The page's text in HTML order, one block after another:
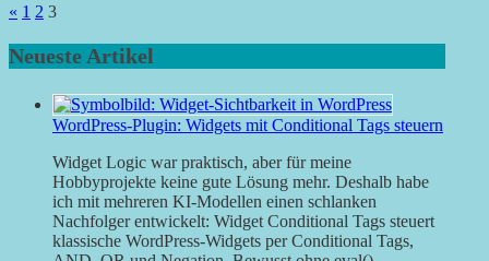
Seitennummerierung
der
Beiträge
« Vorherige
1 2 3
Neueste Artikel
WordPress-Plugin: Widgets mit Conditional Tags steuern
Widget Logic war praktisch, aber für meine
Hobbyprojekte keine gute Lösung mehr. Deshalb habe
ich mit mehreren KI-Modellen einen schlanken
Nachfolger entwickelt: Widget Conditional Tags steuert
klassische WordPress-Widgets per Conditional Tags,